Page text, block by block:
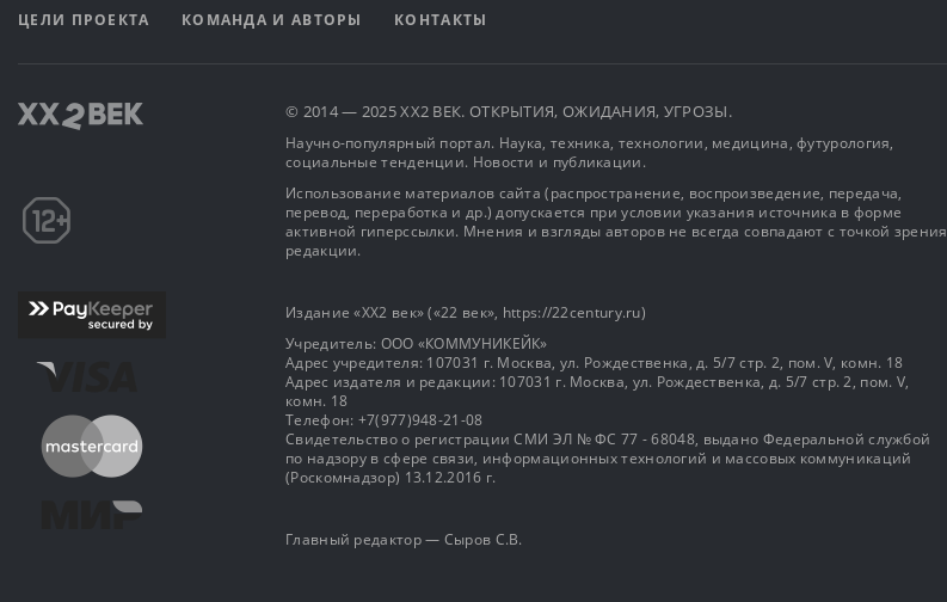
ЦЕЛИ ПРОЕКТА КОМАНДА И АВТОРЫ КОНТАКТЫ
© 2014 — 2025 XX2 ВЕК. ОТКРЫТИЯ, ОЖИДАНИЯ, УГРОЗЫ.
Научно-популярный портал. Наука, техника, технологии, медицина, футурология,
социальные тенденции. Новости и публикации.
Использование материалов сайта (распространение, воспроизведение, передача,
перевод, переработка и др.) допускается при условии указания источника в форме
активной гиперссылки. Мнения и взгляды авторов не всегда совпадают с точкой зрения
редакции.
Издание «XX2 век» («22 век», https://22century.ru)
Учредитель: OOO «КОММУНИКЕЙК»
Адрес учредителя: 107031 г. Москва, ул. Рождественка, д. 5/7 стр. 2, пом. V, комн. 18
Адрес издателя и редакции: 107031 г. Москва, ул. Рождественка, д. 5/7 стр. 2, пом. V,
комн. 18
Телефон: +7(977)948-21-08
Свидетельство о регистрации СМИ ЭЛ № ФС 77 - 68048, выдано Федеральной службой
по надзору в сфере связи, информационных технологий и массовых коммуникаций
(Роскомнадзор) 13.12.2016 г.
Главный редактор — Сыров С.В.